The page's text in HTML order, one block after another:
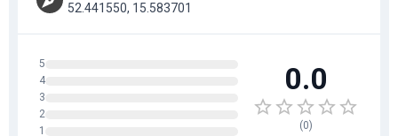
52.441550, 15.583701
5
4
3
2
1
0.0
(0)